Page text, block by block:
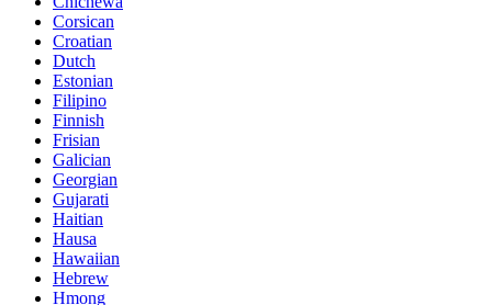
Corsican
Croatian
Dutch
Estonian
Filipino
Finnish
Frisian
Galician
Georgian
Gujarati
Haitian
Hausa
Hawaiian
Hebrew
Hmong